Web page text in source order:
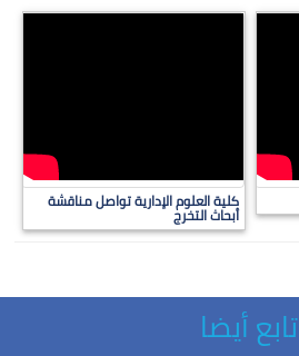
كلية العلوم الإدارية تواصل مناقشة
أبحاث التخرج
تابع أيضا